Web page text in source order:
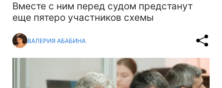
Вместе с ним перед судом предстанут
еще пятеро участников схемы
ВАЛЕРИЯ АБАБИНА